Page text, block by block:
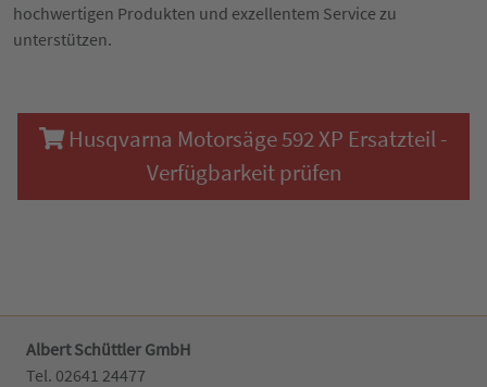
hochwertigen Produkten und exzellentem Service zu
unterstützen.
Husqvarna Motorsäge 592 XP Ersatzteil -
Verfügbarkeit prüfen
Albert Schüttler GmbH
Tel. 02641 24477‬